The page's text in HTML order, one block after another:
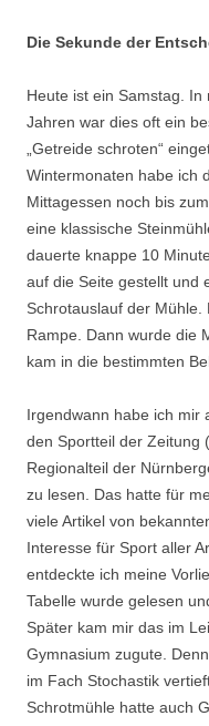
Die Sekunde der
Heute ist ein Samstag.
Jahren war dies oft ein
„Getreide schroten“
Wintermonaten habe ich
Mittagessen noch bis
eine klassische
dauerte knappe 10
auf die Seite gestellt und
Schrotauslauf der Mühle.
Rampe. Dann wurde die
kam in die bestimmten
Irgendwann habe ich mir
den Sportteil der Zeitung
Regionalteil der
zu lesen. Das hatte für
viele Artikel von
Interesse für Sport aller
entdeckte ich meine
Tabelle wurde gelesen
Später kam mir das im
Gymnasium zugute.
im Fach Stochastik
Schrotmühle hatte auch